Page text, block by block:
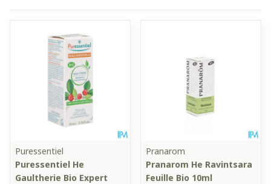
Puressentiel
Puressentiel He
Gaultherie Bio Expert
Pranarom
Pranarom He Ravintsara
Feuille Bio 10ml